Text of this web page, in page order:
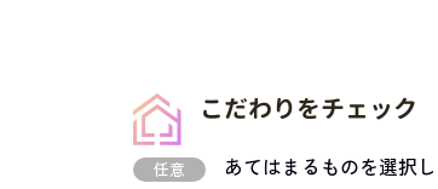
こだわりをチェック
任意 あてはまるものを選択